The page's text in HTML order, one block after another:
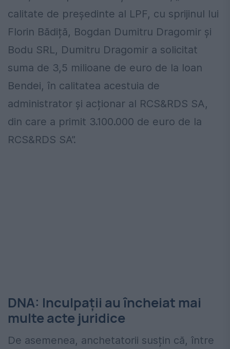
calitate de președinte al LPF, cu sprijinul lui
Florin Bădiță, Bogdan Dumitru Dragomir și
Bodu SRL, Dumitru Dragomir a solicitat
suma de 3,5 milioane de euro de la Ioan
Bendei, în calitatea acestuia de
administrator și acționar al RCS&RDS SA,
din care a primit 3.100.000 de euro de la
RCS&RDS SA”.
DNA: Inculpații au încheiat mai
multe acte juridice
De asemenea, anchetatorii susțin că, între